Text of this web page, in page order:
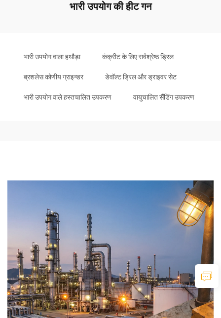
भारी उपयोग की हीट गन
भारी उपयोग वाला हथौड़ा कंक्रीट के लिए सर्वश्रेष्ठ ड्रिल
ब्रशलेस कोणीय ग्राइन्डर डेवॉल्ट ड्रिल और ड्राइवर सेट
भारी उपयोग वाले हस्तचालित उपकरण वायुचालित सैंडिंग उपकरण